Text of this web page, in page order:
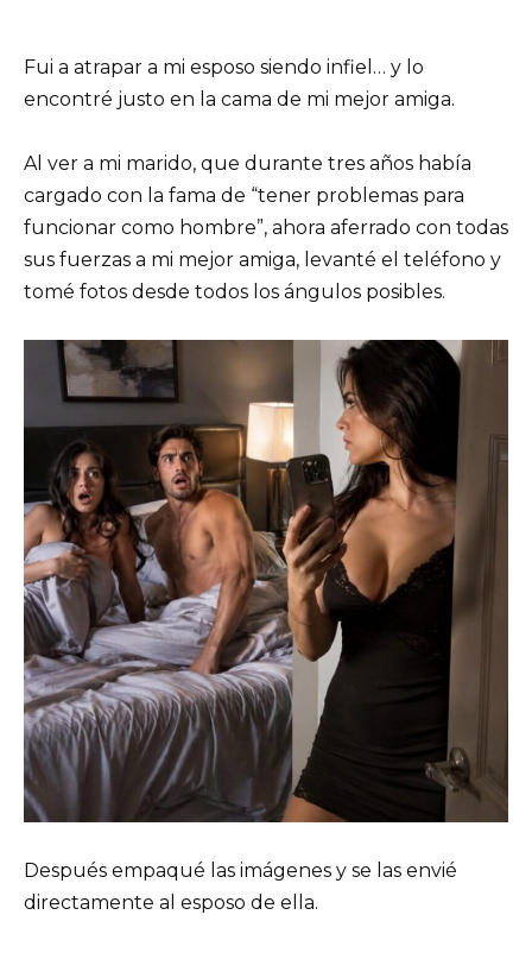
Fui a atrapar a mi esposo siendo infiel… y lo
encontré justo en la cama de mi mejor amiga.
Al ver a mi marido, que durante tres años había
cargado con la fama de “tener problemas para
funcionar como hombre”, ahora aferrado con todas
sus fuerzas a mi mejor amiga, levanté el teléfono y
tomé fotos desde todos los ángulos posibles.
Después empaqué las imágenes y se las envié
directamente al esposo de ella.